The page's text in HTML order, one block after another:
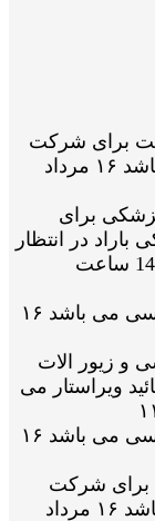
برای شرکت
فرزین در انتظار تائید ویراستار می باشد ۱۶ مرداد
برای
در انتظار
تائید ویراستار می باشد ۱۶ مرداد 1405 ساعت
در زمینه برای شرکت در انتظار بررسی می باشد ۱۶
و زیور الات
ویراستار می
در زمینه برای شرکت در انتظار بررسی می باشد ۱۶
برای شرکت
fenefx در انتظار تائید ویراستار می باشد ۱۶ مرداد